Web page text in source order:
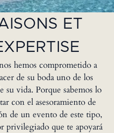
ET
hemos comprometido a
de su boda uno de los
su vida. Porque sabemos lo
con el asesoramiento de
de un evento de este tipo,
privilegiado que te apoyará